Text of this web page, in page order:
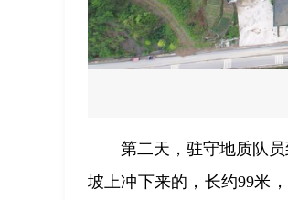
第二天，驻守地质队
坡上冲下来的，长约99米